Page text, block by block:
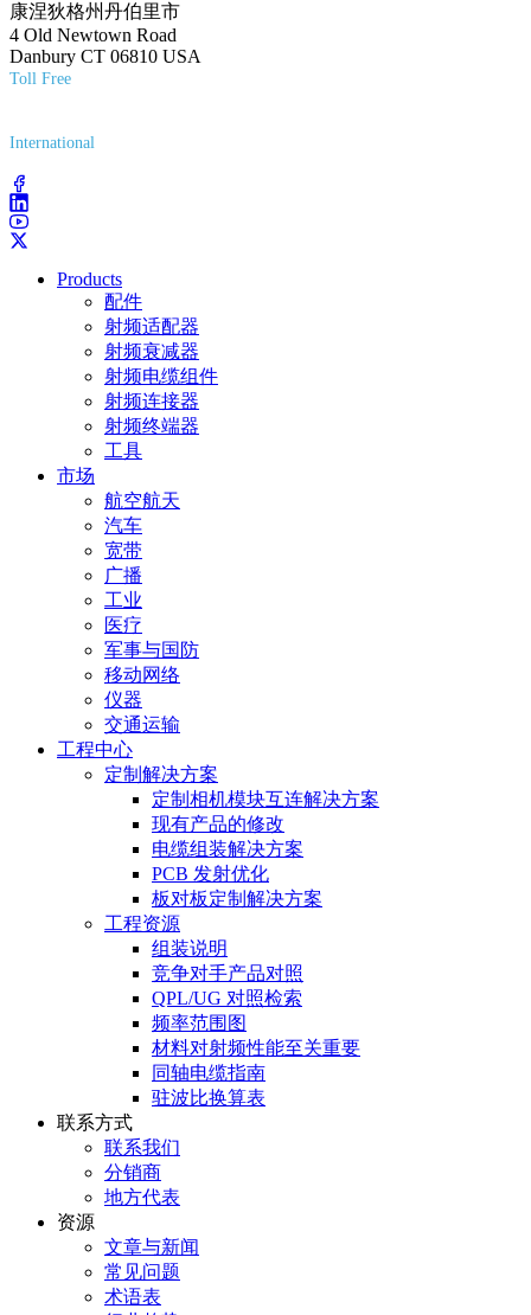
康涅狄格州丹伯里市
4 Old Newtown Road
Danbury CT 06810 USA
Toll Free
International
Products
配件
射频适配器
射频衰减器
射频电缆组件
射频连接器
射频终端器
工具
市场
航空航天
汽车
宽带
广播
工业
医疗
军事与国防
移动网络
仪器
交通运输
工程中心
定制解决方案
定制相机模块互连解决方案
现有产品的修改
电缆组装解决方案
PCB 发射优化
板对板定制解决方案
工程资源
组装说明
竞争对手产品对照
QPL/UG 对照检索
频率范围图
材料对射频性能至关重要
同轴电缆指南
驻波比换算表
联系方式
联系我们
分销商
地方代表
资源
文章与新闻
常见问题
术语表